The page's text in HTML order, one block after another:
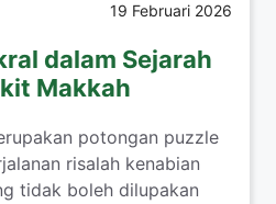
19 Februari 2026
dalam Sejarah
Makkah
potongan puzzle
risalah kenabian
tidak boleh dilupakan